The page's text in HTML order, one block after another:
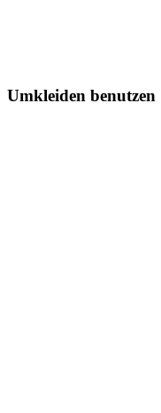
Umkleiden benutzen